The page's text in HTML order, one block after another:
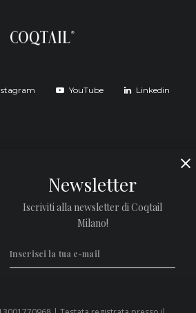
YouTube Linkedin
Newsletter
Iscriviti alla newsletter di Coqtail
Milano!